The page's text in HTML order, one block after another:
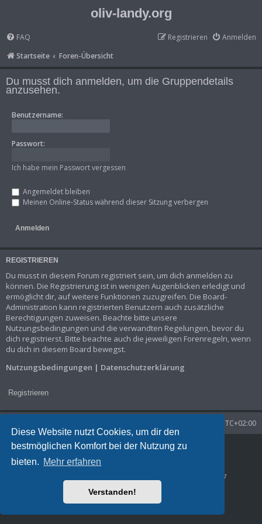
Diese Website nutzt Cookies, um dir den
bestmöglichen Komfort bei der Nutzung zu
bieten. Mehr erfahren
Verstanden!
oliv-landy.org
FAQ Anmelden
Registrieren
Startseite
Foren-Übersicht
Du musst dich anmelden, um die Gruppendetails
anzusehen.
Benutzername:
Passwort:
Ich habe mein Passwort vergessen
Angemeldet bleiben
Meinen Online-Status während dieser Sitzung verbergen
REGISTRIEREN
Du musst in diesem Forum registriert sein, um dich anmelden zu
können. Die Registrierung ist in wenigen Augenblicken erledigt und
ermöglicht dir, auf weitere Funktionen zuzugreifen. Die Board-
Administration kann registrierten Benutzern auch zusätzliche
Berechtigungen zuweisen. Beachte bitte unsere
Nutzungsbedingungen und die verwandten Regelungen, bevor du
dich registrierst. Bitte beachte auch die jeweiligen Forenregeln, wenn
du dich in diesem Board bewegst.
Nutzungsbedingungen | Datenschutzerklärung
Registrieren
UTC+02:00
Powered byphpBB ® Forum Software © phpBB Limited
Datenschutz
Queries: 7